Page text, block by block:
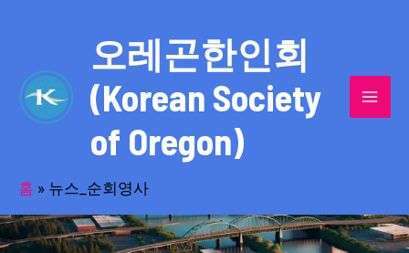
오레곤한인회
(Korean Society
of Oregon)
홈 » 뉴스_순회영사
반세기의 세월을 품고 동포사회를 섬겨온
오레곤한인회!